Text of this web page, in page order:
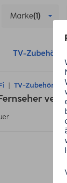
Marke(1)
TV-Zubehör
TV-Zubehör